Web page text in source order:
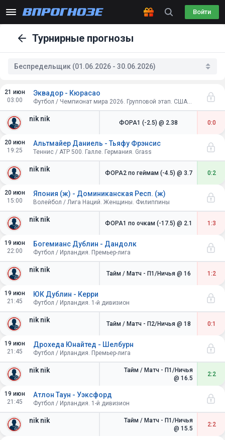
Войти
Турнирные прогнозы
Беспредельщик (01.06.2026 - 30.06.2026)
21 июн
03:00
nik nik
Эквадор - Кюрасао
Футбол / Чемпионат мира 2026. Групповой этап. США-Канада-Мексика
ФОРА1 (-2.5) @ 2.38 0:0
20 июн
19:25
nik nik
Альтмайер Даниель - Тьяфу Фрэнсис
Теннис / ATP 500. Галле. Германия. Grass
ФОРА2 по геймам (-4.5) @ 3.7 0:2
20 июн
15:00
nik nik
Япония (ж) - Доминиканская Респ. (ж)
Волейбол / Лига Наций. Женщины. Филиппины
ФОРА1 по очкам (-17.5) @ 2.1 1:3
19 июн
22:00
nik nik
Богемианс Дублин - Дандолк
Футбол / Ирландия. Премьер-лига
Тайм / Матч - П1/Ничья @ 16 1:2
19 июн
21:45
nik nik
ЮК Дублин - Керри
Футбол / Ирландия. 1-й дивизион
Тайм / Матч - П2/Ничья @ 18 0:1
19 июн
21:45
nik nik
Дрохеда Юнайтед - Шелбурн
Футбол / Ирландия. Премьер-лига
Тайм / Матч - П1/Ничья
@ 16.5
2:2
19 июн
21:45
nik nik
Атлон Таун - Уэксфорд
Футбол / Ирландия. 1-й дивизион
Тайм / Матч - П1/Ничья
@ 15.5
2:2